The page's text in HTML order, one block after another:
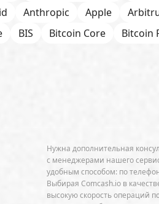
Anthropic Apple
BIS Bitcoin Core Bitcoin
Ethereum Name
FTX Galaxy Digital
Grayscale
Нужна дополнительная
с менеджерами нашего
удобным способом: по
Выбирая Comcash.io в
высокую скорость операций